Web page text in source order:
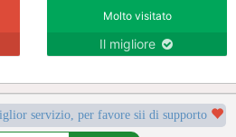
Molto visitato
Il migliore
servizio, per favore sii di supporto